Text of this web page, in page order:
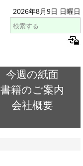
2026年8月9日 日曜日
今週の紙面
書籍のご案内
会社概要